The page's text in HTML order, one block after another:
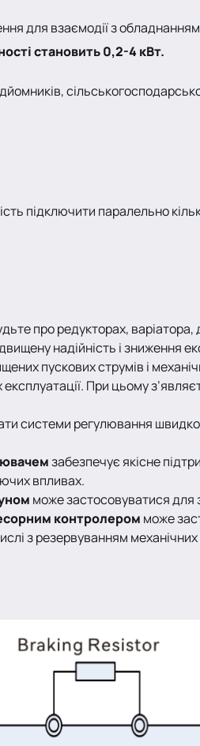
для взаємодії з
становить 0,2-4 кВт.
підключити паралельно
про редукторах,
надійність і зниження
пускових струмів і
експлуатації. При цьому
системи регулювання
забезпечує якісне
впливах.
може застосовуватися для
контролером може
з резервуванням механічних